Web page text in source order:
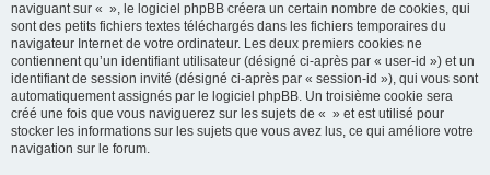
naviguant sur « », le logiciel phpBB créera un certain nombre de cookies, qui
sont des petits fichiers textes téléchargés dans les fichiers temporaires du
navigateur Internet de votre ordinateur. Les deux premiers cookies ne
contiennent qu’un identifiant utilisateur (désigné ci-après par « user-id ») et un
identifiant de session invité (désigné ci-après par « session-id »), qui vous sont
automatiquement assignés par le logiciel phpBB. Un troisième cookie sera
créé une fois que vous naviguerez sur les sujets de « » et est utilisé pour
stocker les informations sur les sujets que vous avez lus, ce qui améliore votre
navigation sur le forum.